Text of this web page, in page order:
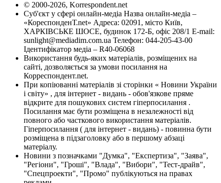
© 2000-2026, Korrespondent.net
Суб'єкт у сфері онлайн-медіа Назва онлайн-медіа –
«КореспонденТ.net» Адреса: 02091, місто Київ,
ХАРКІВСЬКЕ ШОСЕ, будинок 172-Б, офіс 208/1 E-mail:
sunlight@mediadim.com.ua Телефон: 044-205-43-00
Ідентифікатор медіа – R40-06068
Використання будь-яких матеріалів, розміщених на
сайті, дозволяється за умови посилання на
Корреспондент.net.
При копіюванні матеріалів зі сторінки « Новини України
і світу» , для інтернет - видань - обов'язкове пряме
відкрите для пошукових систем гіперпосилання .
Посилання має бути розміщена в незалежності від
повного або часткового використання матеріалів.
Гіперпосилання ( для інтернет - видань) - повинна бути
розміщена в підзаголовку або в першому абзаці
матеріалу.
Новини з позначками "Думка", "Експертиза", "Заява",
"Регіони", "Гроші", "Влада", "Вибори", "Тест-драйв",
"Спецпроекти", "Промо" публікуються на правах